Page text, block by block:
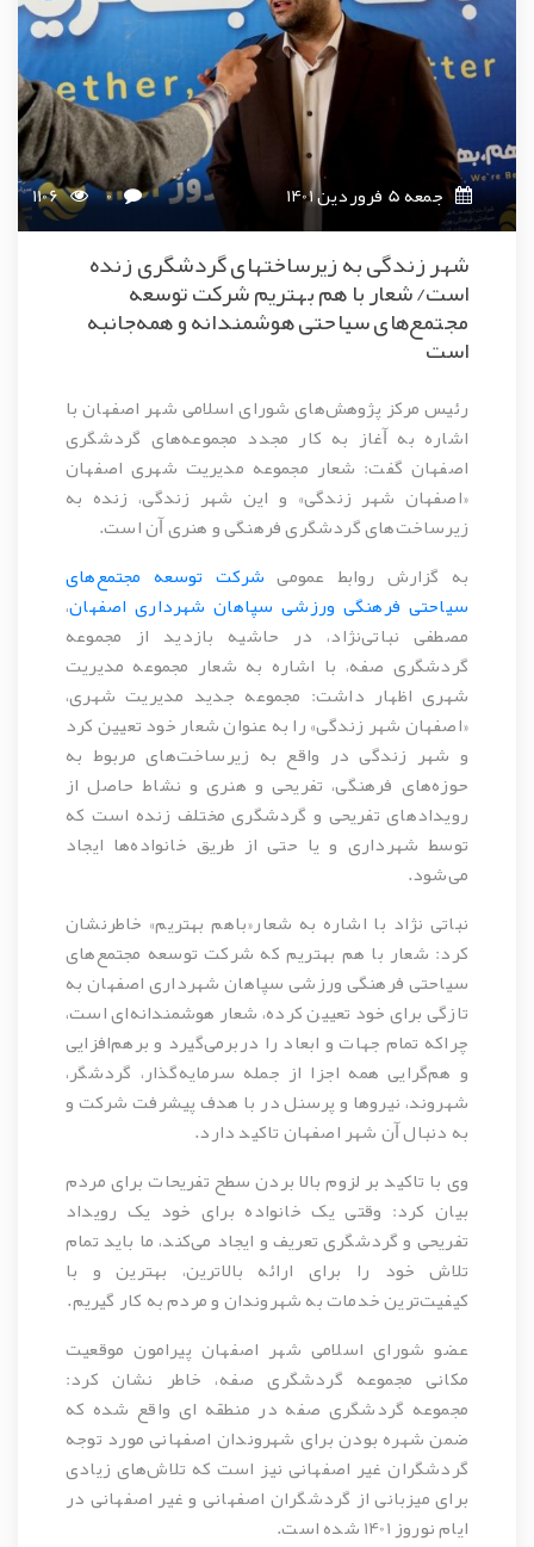
جمعه 5 فروردین 1401 1106 0
شهر زندگی به زیرساختهای گردشگری زنده
است/ شعار با هم بهتریم شرکت توسعه
مجتمع‌های سیاحتی هوشمندانه و همه‌جانبه
است
رئیس مرکز پژوهش‌های شورای اسلامی شهر اصفهان با
اشاره به ﺁغاز به کار مجدد مجموعه‌های گردشگری
اصفهان گفت: شعار مجموعه مدیریت شهری اصفهان
«اصفهان شهر زندگی» و این شهر زندگی، زنده به
زیرساخت‌های گردشگری فرهنگی و هنری ﺁن است.
به گزارش روابط عمومیشرکت توسعه مجتمع‌های
سیاحتی فرهنگی ورزشی سپاهان شهرداری اصفهان،
مصطفی نباتی‌نژاد، در حاشیه بازدید از مجموعه
گردشگری صفه، با اشاره به شعار مجموعه مدیریت
شهری اظهار داشت: مجموعه جدید مدیریت شهری،
«اصفهان شهر زندگی» را به عنوان شعار خود تعیین کرد
و شهر زندگی در واقع به زیرساخت‌های مربوط به
حوزه‌های فرهنگی، تفریحی و هنری و نشاط حاصل از
رویدادهای تفریحی و گردشگری مختلف زنده است که
توسط شهرداری و یا حتی از طریق خانواده‌ها ایجاد
می‌شود.
نباتی نژاد با اشاره به شعار«باهم بهتریم» خاطرنشان
کرد: شعار با هم بهتریم که شرکت توسعه مجتمع‌های
سیاحتی فرهنگی ورزشی سپاهان شهرداری اصفهان به
تازگی برای خود تعیین کرده، شعار هوشمندانه‌ای است،
چراکه تمام جهات و ابعاد را دربرمی‌گیرد و برهم‌افزایی
و هم‌گرایی همه اجزا از جمله سرمایه‌گذار، گردشگر،
شهروند، نیروها و پرسنل در با هدف پیشرفت شرکت و
به دنبال ﺁن شهر اصفهان تاکید دارد.
وی با تاکید بر لزوم بالا بردن سطح تفریحات برای مردم
بیان کرد: وقتی یک خانواده برای خود یک رویداد
تفریحی و گردشگری تعریف و ایجاد می‌کند، ما باید تمام
تلاش خود را برای ارائه بالاترین، بهترین و با
کیفیت‌ترین خدمات به شهروندان و مردم به کار گیریم.
عضو شورای اسلامی شهر اصفهان پیرامون موقعیت
مکانی مجموعه گردشگری صفه، خاطر نشان کرد:
مجموعه گردشگری صفه در منطقه ای واقع شده که
ضمن شهره بودن برای شهروندان اصفهانی مورد توجه
گردشگران غیر اصفهانی نیز است که تلاش‌های زیادی
برای میزبانی از گردشگران اصفهانی و غیر اصفهانی در
ایام نوروز 1401 شده است.